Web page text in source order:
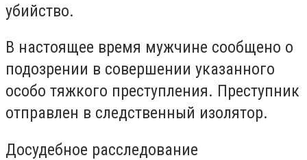
убийство.
В настоящее время мужчине сообщено о
подозрении в совершении указанного
особо тяжкого преступления. Преступник
отправлен в следственный изолятор.
Досудебное расследование